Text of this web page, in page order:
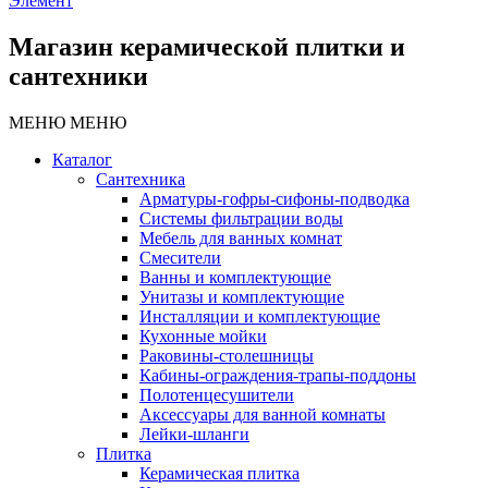
Магазин керамической плитки и
сантехники
МЕНЮ МЕНЮ
Каталог
Сантехника
Арматуры-гофры-сифоны-подводка
Системы фильтрации воды
Мебель для ванных комнат
Смесители
Ванны и комплектующие
Унитазы и комплектующие
Инсталляции и комплектующие
Кухонные мойки
Раковины-столешницы
Кабины-ограждения-трапы-поддоны
Полотенцесушители
Аксессуары для ванной комнаты
Лейки-шланги
Плитка
Керамическая плитка